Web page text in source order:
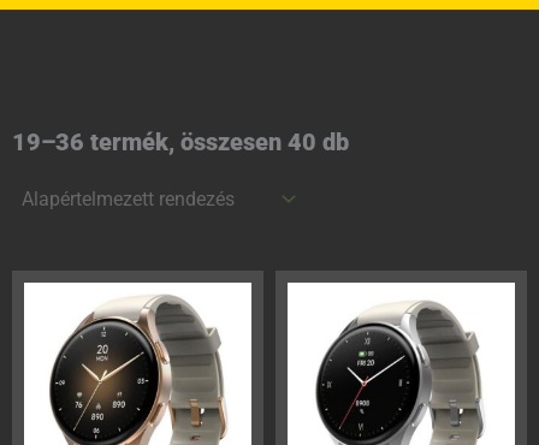
19–36 termék, összesen 40 db